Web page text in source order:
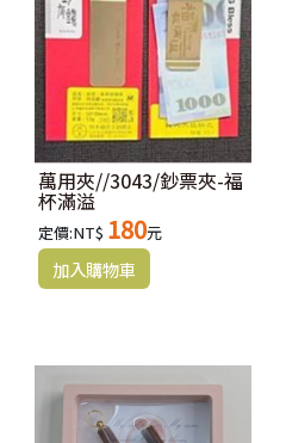
萬用夾//3043/鈔票夾-福
杯滿溢
定價:NT$ 180元